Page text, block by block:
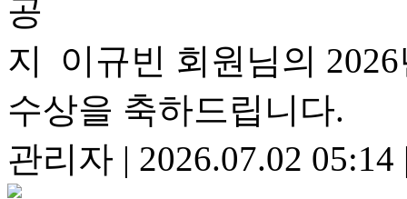
이규빈 회원님의
수상을 축하드립니다.
관리자 | 2026.07.02 05:14